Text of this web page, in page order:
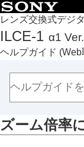
レンズ交換式デジ
ILCE-1 α1
ヘルプガイド
トップページ
ヘルプガイドの
必ずお読みくだ
本体と付属品を
本機の基本操作
ズーム倍率